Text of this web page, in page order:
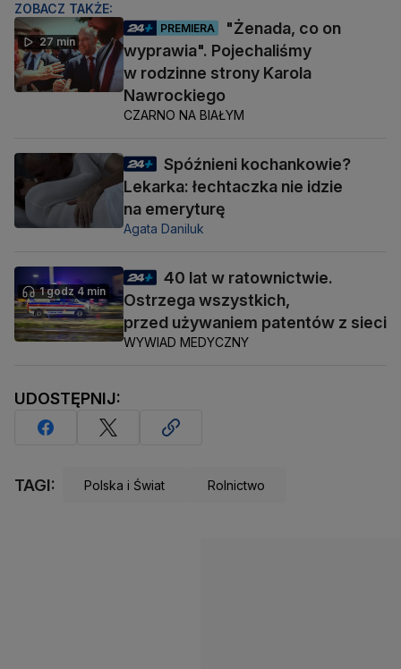
ZOBACZ TAKŻE:
27 min
PREMIERA
"Żenada, co on
wyprawia". Pojechaliśmy
w rodzinne strony Karola
Nawrockiego
CZARNO NA BIAŁYM
Spóźnieni kochankowie?
Lekarka: łechtaczka nie idzie
na emeryturę
Agata Daniluk
1 godz 4 min
40 lat w ratownictwie.
Ostrzega wszystkich,
przed używaniem patentów z sieci
WYWIAD MEDYCZNY
UDOSTĘPNIJ:
TAGI: Polska i Świat Rolnictwo